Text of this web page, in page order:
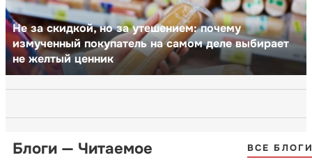
Не за скидкой, но за утешением: почему
измученный покупатель на самом деле выбирает
не желтый ценник
Блоги — Читаемое ВСЕ